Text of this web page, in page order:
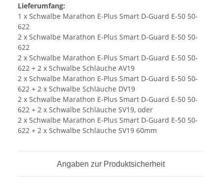
Lieferumfang:
1 x Schwalbe Marathon E-Plus Smart D-Guard E-50 50-
622
2 x Schwalbe Marathon E-Plus Smart D-Guard E-50 50-
622
2 x Schwalbe Marathon E-Plus Smart D-Guard E-50 50-
622 + 2 x Schwalbe Schläuche AV19
2 x Schwalbe Marathon E-Plus Smart D-Guard E-50 50-
622 + 2 x Schwalbe Schläuche DV19
2 x Schwalbe Marathon E-Plus Smart D-Guard E-50 50-
622 + 2 x Schwalbe Schläuche SV19, oder
2 x Schwalbe Marathon E-Plus Smart D-Guard E-50 50-
622 + 2 x Schwalbe Schläuche SV19 60mm
Angaben zur Produktsicherheit